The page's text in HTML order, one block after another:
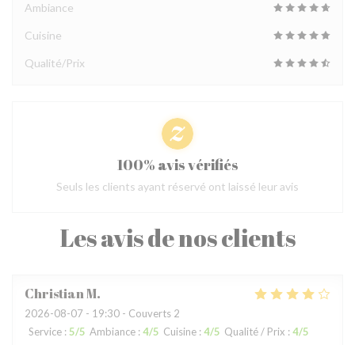
Les avis de nos clients
ChristianM
2026-08-07 - 19:30 - Couverts 2
Service : 5/5 Ambiance : 4/5 Cuisine : 4/5 Qualité / Prix : 4/5
Ambiance
Cuisine
Qualité/Prix
100% avis vérifiés
Seuls les clients ayant réservé ont laissé leur avis